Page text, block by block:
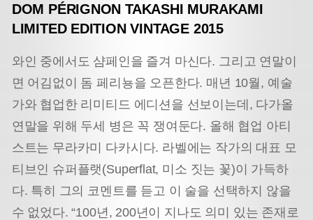
DOM PÉRIGNON TAKASHI MURAKAMI
LIMITED EDITION VINTAGE 2015
와인 중에서도 샴페인을 즐겨 마신다. 그리고 연말이
면 어김없이 돔 페리뇽을 오픈한다. 매년 10월, 예술
가와 협업한 리미티드 에디션을 선보이는데, 다가올
연말을 위해 두세 병은 꼭 쟁여둔다. 올해 협업 아티
스트는 무라카미 다카시다. 라벨에는 작가의 대표 모
티브인 슈퍼플랫(Superflat, 미소 짓는 꽃)이 가득하
다. 특히 그의 코멘트를 듣고 이 술을 선택하지 않을
수 없었다. “100년, 200년이 지나도 의미 있는 존재로